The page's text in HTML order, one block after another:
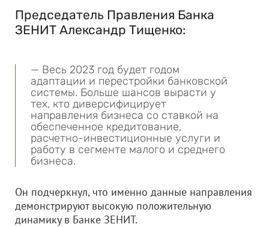
Председатель Правления Банка
ЗЕНИТ Александр Тищенко:
— Весь 2023 год будет годом
адаптации и перестройки банковской
системы. Больше шансов вырасти у
тех, кто диверсифицирует
направления бизнеса со ставкой на
обеспеченное кредитование,
расчетно-инвестиционные услуги и
работу в сегменте малого и среднего
бизнеса.
Он подчеркнул, что именно данные направления
демонстрируют высокую положительную
динамику в Банке ЗЕНИТ.